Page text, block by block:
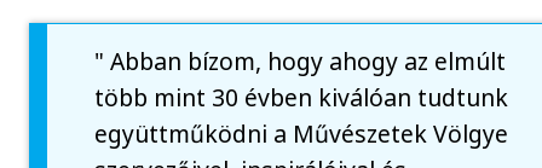
" Abban bízom, hogy ahogy az elmúlt
több mint 30 évben kiválóan tudtunk
együttműködni a Művészetek Völgye